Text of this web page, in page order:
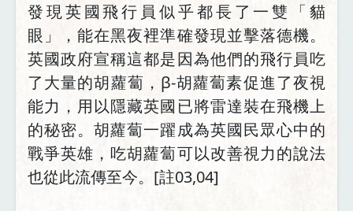
發現英國飛行員似乎都長了一雙「貓
眼」，能在黑夜裡準確發現並擊落德機。
英國政府宣稱這都是因為他們的飛行員吃
了大量的胡蘿蔔，β-胡蘿蔔素促進了夜視
能力，用以隱藏英國已將雷達裝在飛機上
的秘密。胡蘿蔔一躍成為英國民眾心中的
戰爭英雄，吃胡蘿蔔可以改善視力的說法
也從此流傳至今。[註03,04]